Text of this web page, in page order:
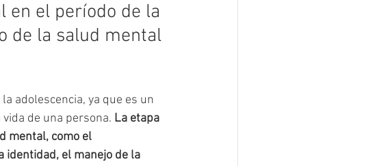
en el período de la
de la salud mental
adolescencia, ya que es un
de una persona. La etapa
mental, como el
identidad, el manejo de la